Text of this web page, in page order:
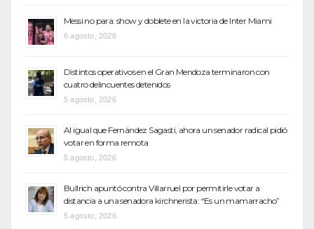
Messi no para: show y doblete en la victoria de Inter Miami
6 agosto, 2026
Distintos operativos en el Gran Mendoza terminaron con
cuatro delincuentes detenidos
5 agosto, 2026
Al igual que Fernández Sagasti, ahora un senador radical pidió
votar en forma remota
5 agosto, 2026
Bullrich apuntó contra Villarruel por permitirle votar a
distancia a una senadora kirchnerista: “Es un mamarracho”
5 agosto, 2026